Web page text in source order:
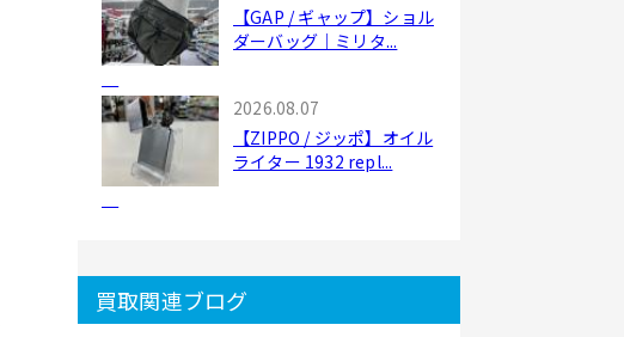
【GAP / ギャップ】ショル
ダーバッグ｜ミリタ...
2026.08.07
【ZIPPO / ジッポ】オイル
ライター 1932 repl...
買取関連ブログ